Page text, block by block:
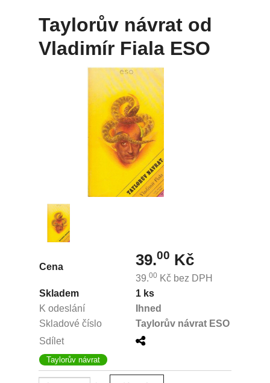
Taylorův návrat od
Vladimír Fiala ESO
Cena 39.00 Kč
39.00 Kč bez DPH
Skladem
1 ks
K odeslání
Ihned
Skladové číslo
Taylorův návrat ESO
Sdílet
Taylorův návrat